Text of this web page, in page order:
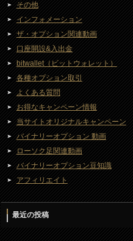
その他
インフォメーション
ザ・オプション関連動画
口座開設&入出金
bitwallet（ビットウォレット）
各種オプション取引
よくある質問
お得なキャンペーン情報
当サイトオリジナルキャンペーン
バイナリーオプション 動画
ローソク足関連動画
バイナリーオプション豆知識
アフィリエイト
最近の投稿